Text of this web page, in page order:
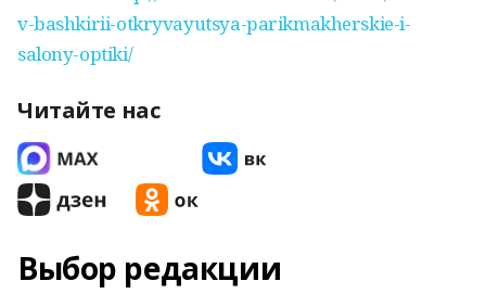
v-bashkirii-otkryvayutsya-parikmakherskie-i-
salony-optiki/
Читайте нас
Выбор редакции